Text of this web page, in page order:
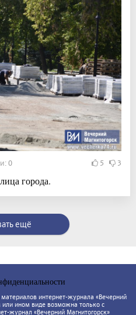
0 5 3
города.
ещё
интернет-журнала «Вечерний
или ином виде возможна только с
журнал «Вечерний Магнитогорск»